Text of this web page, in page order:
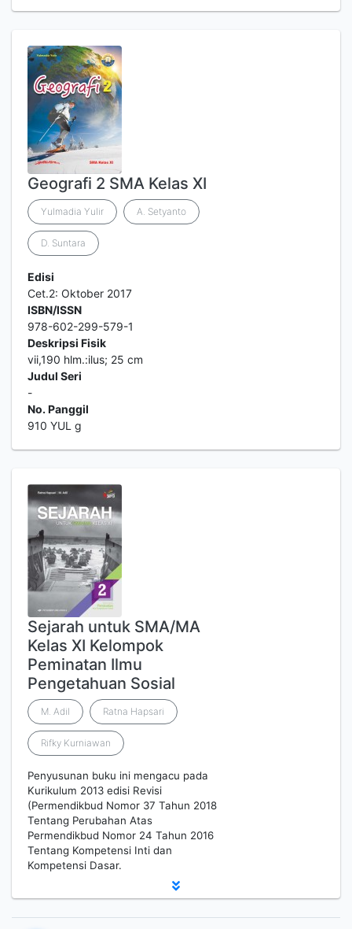
Geografi 2 SMA Kelas XI
Yulmadia Yulir A. Setyanto
D. Suntara
Edisi
Cet.2: Oktober 2017
ISBN/ISSN
978-602-299-579-1
Deskripsi Fisik
vii,190 hlm.:ilus; 25 cm
Judul Seri
-
No. Panggil
910 YUL g
Sejarah untuk SMA/MA
Kelas XI Kelompok
Peminatan Ilmu
Pengetahuan Sosial
M. Adil Ratna Hapsari
Rifky Kurniawan
Penyusunan buku ini mengacu pada
Kurikulum 2013 edisi Revisi
(Permendikbud Nomor 37 Tahun 2018
Tentang Perubahan Atas
Permendikbud Nomor 24 Tahun 2016
Tentang Kompetensi Inti dan
Kompetensi Dasar.